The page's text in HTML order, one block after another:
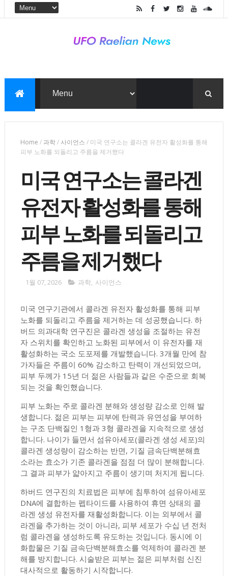
Home / 과학/ 사이언스 / 미국 연구소는 콜라겐 유전자 활성화를 통해
피부 노화를 되돌리고 주름을 제거했다
미국 연구소는 콜라겐
유전자 활성화를 통해
피부 노화를 되돌리고
주름을 제거했다
1월 07, 2026 과학, 사이언스
미국 연구기관에서 콜라겐 유전자 활성화를 통해 피부
노화를 되돌리고 주름을 제거하는 데 성공했습니다. 하
버드 의과대학 연구진은 콜라겐 생성을 조절하는 유전
자 스위치를 확인하고 노화된 피부에서 이 유전자를 재
활성화하는 국소 도포제를 개발했습니다. 3개월 만에 참
가자들은 주름이 60% 감소하고 탄력이 개선되었으며,
피부 두께가 15년 더 젊은 사람들과 같은 수준으로 회복
되는 것을 확인했습니다.
피부 노화는 주로 콜라겐 분해와 생성량 감소로 인해 발
생합니다. 젊은 피부는 피부에 탄력과 유연성을 부여하
는 구조 단백질인 1형과 3형 콜라겐을 지속적으로 생성
합니다. 나이가 들면서 섬유아세포(콜라겐 생성 세포)의
콜라겐 생성량이 감소하는 반면, 기질 금속단백분해효
소라는 효소가 기존 콜라겐을 점점 더 많이 분해합니다.
그 결과 피부가 얇아지고 주름이 생기며 처지게 됩니다.
하버드 연구진의 치료법은 피부에 침투하여 섬유아세포
DNA에 결합하는 펩타이드를 사용하여 휴면 상태의 콜
라겐 생성 유전자를 재활성화합니다. 이는 외부에서 콜
라겐을 추가하는 것이 아니라, 피부 세포가 수십 년 전처
럼 콜라겐을 생성하도록 유도하는 것입니다. 동시에 이
화합물은 기질 금속단백분해효소를 억제하여 콜라겐 분
해를 방지합니다. 시술받은 피부는 젊은 피부처럼 신진
대사적으로 활동하기 시작합니다.